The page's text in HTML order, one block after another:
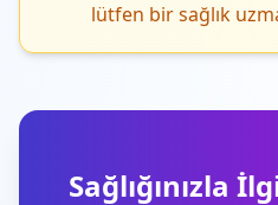
lütfen bir sağlık
Sağlığınızla